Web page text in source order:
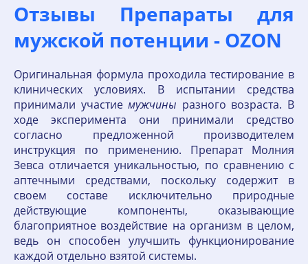
Отзывы Препараты для
мужской потенции - OZON
Оригинальная формула проходила тестирование в
клинических условиях. В испытании средства
принимали участиемужчины разного возраста. В
ходе эксперимента они принимали средство
согласно предложенной производителем
инструкция по применению. Препарат Молния
Зевса отличается уникальностью, по сравнению с
аптечными средствами, поскольку содержит в
своем составе исключительно природные
действующие компоненты, оказывающие
благоприятное воздействие на организм в целом,
ведь он способен улучшить функционирование
каждой отдельно взятой системы.